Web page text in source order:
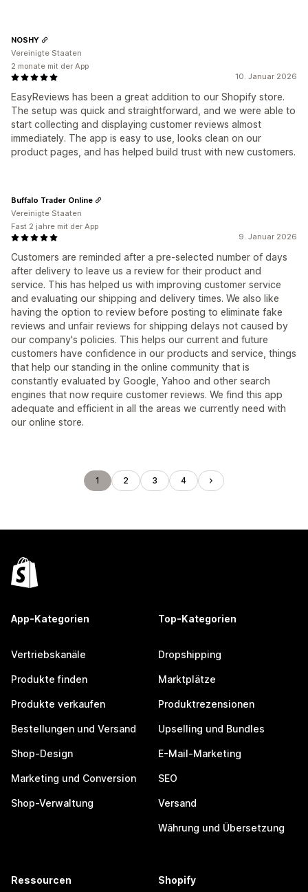
10. Januar 2026
EasyReviews has been a great addition to our Shopify store.
The setup was quick and straightforward, and we were able to
start collecting and displaying customer reviews almost
immediately. The app is easy to use, looks clean on our
product pages, and has helped build trust with new customers.
NOSHY
Vereinigte Staaten
2 monate mit der App
9. Januar 2026
Customers are reminded after a pre-selected number of days
after delivery to leave us a review for their product and
service. This has helped us with improving customer service
and evaluating our shipping and delivery times. We also like
having the option to review before posting to eliminate fake
reviews and unfair reviews for shipping delays not caused by
our company's policies. This helps our current and future
customers have confidence in our products and service, things
that help our standing in the online community that is
constantly evaluated by Google, Yahoo and other search
engines that now require customer reviews. We find this app
adequate and efficient in all the areas we currently need with
our online store.
Buffalo Trader Online
Vereinigte Staaten
Fast 2 jahre mit der App
1 2 3 4
App-Kategorien
Vertriebskanäle
Produkte finden
Produkte verkaufen
Bestellungen und Versand
Shop-Design
Marketing und Conversion
Shop-Verwaltung
Top-Kategorien
Dropshipping
Marktplätze
Produktrezensionen
Upselling und Bundles
E-Mail-Marketing
SEO
Versand
Währung und Übersetzung
Ressourcen Shopify